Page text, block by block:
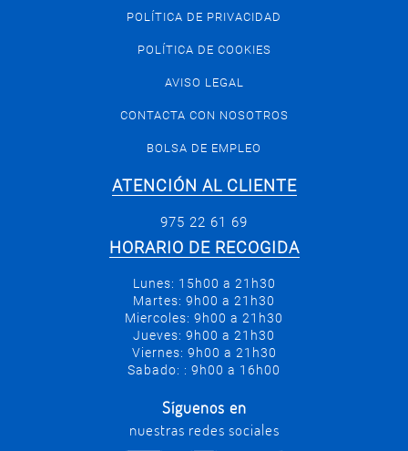
POLÍTICA DE PRIVACIDAD
POLÍTICA DE COOKIES
AVISO LEGAL
CONTACTA CON NOSOTROS
BOLSA DE EMPLEO
ATENCIÓN AL CLIENTE
975 22 61 69
HORARIO DE RECOGIDA
Lunes: 15h00 a 21h30
Martes: 9h00 a 21h30
Miercoles: 9h00 a 21h30
Jueves: 9h00 a 21h30
Viernes: 9h00 a 21h30
Sabado: : 9h00 a 16h00
Síguenos en
nuestras redes sociales